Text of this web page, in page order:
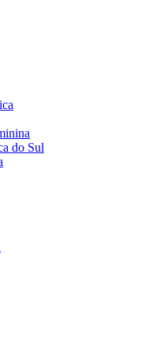
do Sul